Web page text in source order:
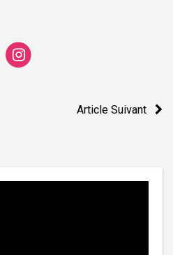
Article Suivant